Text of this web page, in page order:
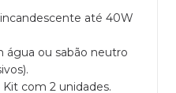
até 40W
água ou sabão neutro
com 2 unidades.